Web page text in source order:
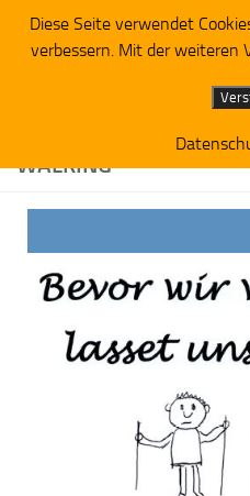
Zum Inhalt springen
WALKING
Diese Seite verwendet
verbessern. Mit der weiteren